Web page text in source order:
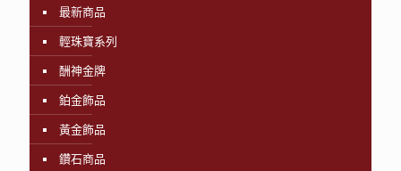
最新商品
輕珠寶系列
酬神金牌
鉑金飾品
黃金飾品
鑽石商品